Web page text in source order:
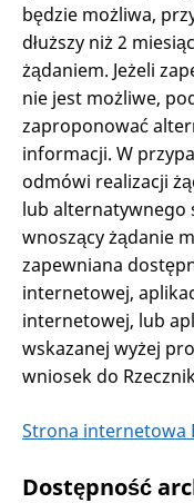
będzie możliwa,
dłuższy niż 2
żądaniem. Jeżeli
nie jest możliwe,
zaproponować
informacji. W
odmówi realizacji
lub alternatywnego
wnoszący żądanie
zapewniana
internetowej,
internetowej, lub
wskazanej wyżej
wniosek do
Strona internetowa
Dostępność